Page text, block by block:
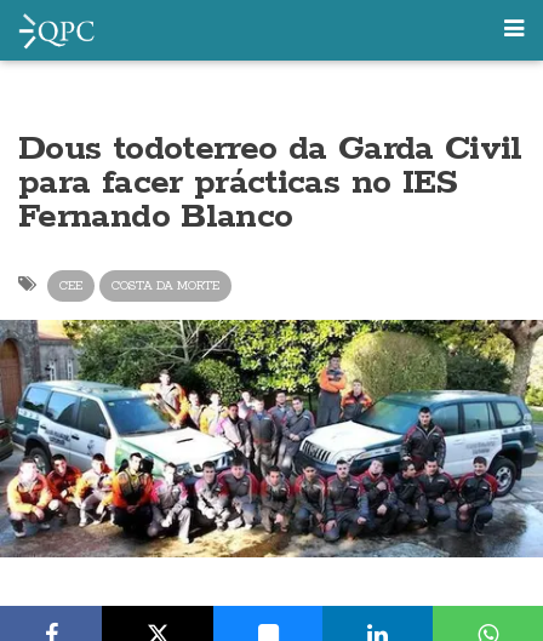
Dous todoterreo da Garda Civil
para facer prácticas no IES
Fernando Blanco
CEE COSTA DA MORTE